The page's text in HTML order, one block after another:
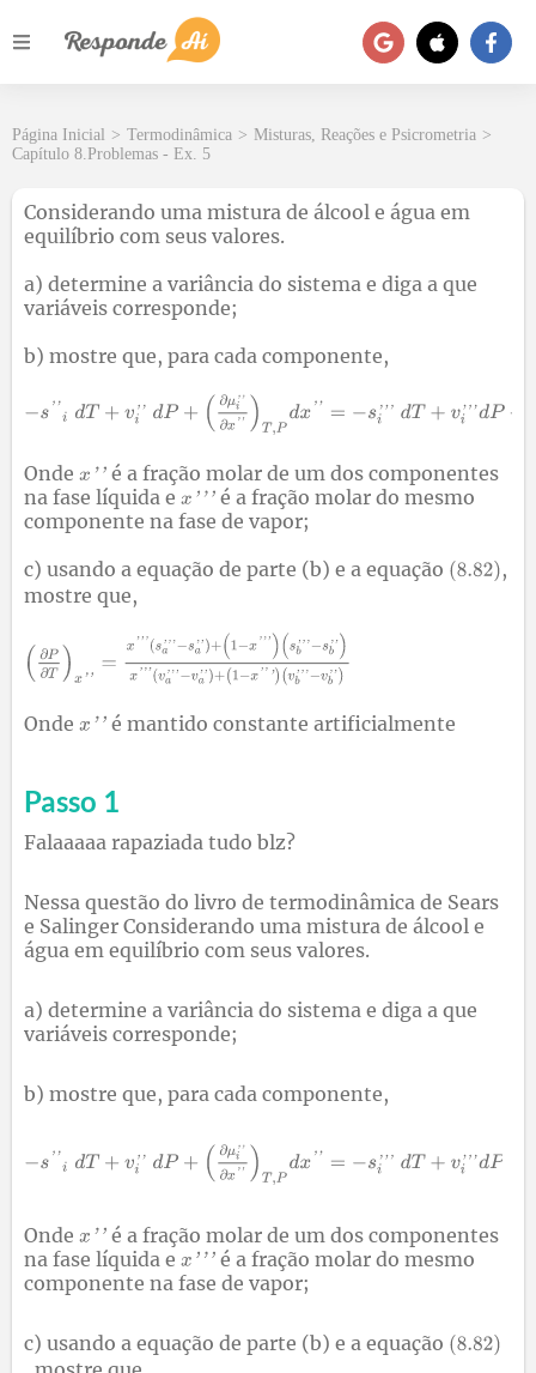
Página Inicial > Termodinâmica > Misturas, Reações e Psicrometria >
Capítulo 8.Problemas - Ex. 5
Considerando uma mistura de álcool e água em
equilíbrio com seus valores.
a) determine a variância do sistema e diga a que
variáveis corresponde;
b) mostre que, para cada componente,
Onde
é a fração molar de um dos componentes
na fase líquida e
é a fração molar do mesmo
componente na fase de vapor;
c) usando a equação de parte (b) e a equação
,
mostre que,
Onde é mantido constante artificialmente
Passo 1
Falaaaaa rapaziada tudo blz?
Nessa questão do livro de termodinâmica de Sears
e Salinger Considerando uma mistura de álcool e
água em equilíbrio com seus valores.
a) determine a variância do sistema e diga a que
variáveis corresponde;
b) mostre que, para cada componente,
Onde
é a fração molar de um dos componentes
na fase líquida e
é a fração molar do mesmo
componente na fase de vapor;
c) usando a equação de parte (b) e a equação